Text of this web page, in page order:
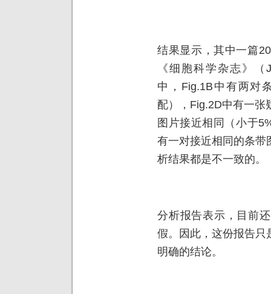
结果显示，其中一篇
《细胞科学杂志》（
中，Fig.1B中有两对
配），Fig.2D中有一张
图片接近相同（小于
有一对接近相同的条带
析结果都是不一致的。
分析报告表示，目前
假。因此，这份报告只
明确的结论。